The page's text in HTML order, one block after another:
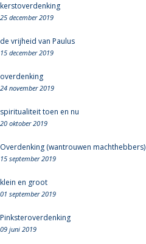
kerstoverdenking
25 december 2019
de vrijheid van Paulus
15 december 2019
overdenking
24 november 2019
spiritualiteit toen en nu
20 oktober 2019
Overdenking (wantrouwen machthebbers)
15 september 2019
klein en groot
01 september 2019
Pinksteroverdenking
09 juni 2019